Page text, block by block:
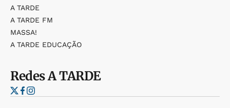
A TARDE
A TARDE FM
MASSA!
A TARDE EDUCAÇÃO
RedesA TARDE